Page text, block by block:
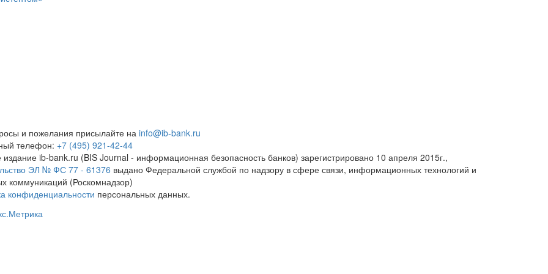
и пожелания присылайте на info@ib-bank.ru
телефон: +7 (495) 921-42-44
издание ib-bank.ru (BIS Journal - информационная безопасность банков) зарегистрировано 10 апреля 2015г.,
ЭЛ № ФС 77 - 61376 выдано Федеральной службой по надзору в сфере связи, информационных технологий и
коммуникаций (Роскомнадзор)
конфиденциальности персональных данных.